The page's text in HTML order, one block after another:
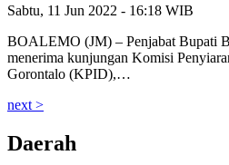
Sabtu, 11 Jun 2022 - 16:18 WIB
BOALEMO (JM) – Penjabat Bupati
menerima kunjungan Komisi
Gorontalo (KPID),…
next >
Daerah